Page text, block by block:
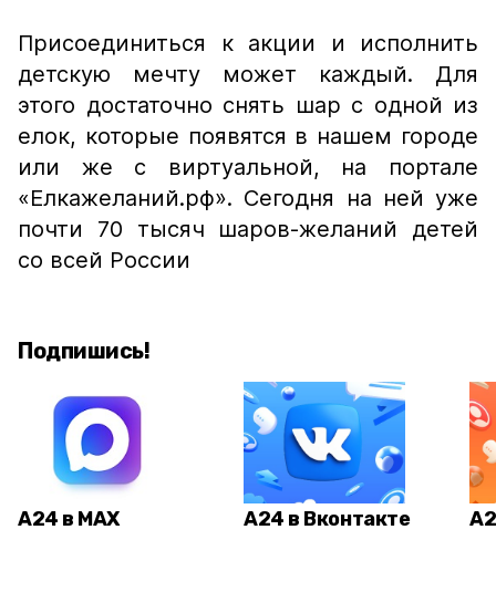
Присоединиться к акции и исполнить
детскую мечту может каждый. Для
этого достаточно снять шар с одной из
елок, которые появятся в нашем городе
или же с виртуальной, на портале
«Елкажеланий.рф». Сегодня на ней уже
почти 70 тысяч шаров-желаний детей
со всей России
Подпишись!
А24 в MAX А24 в Вконтакте